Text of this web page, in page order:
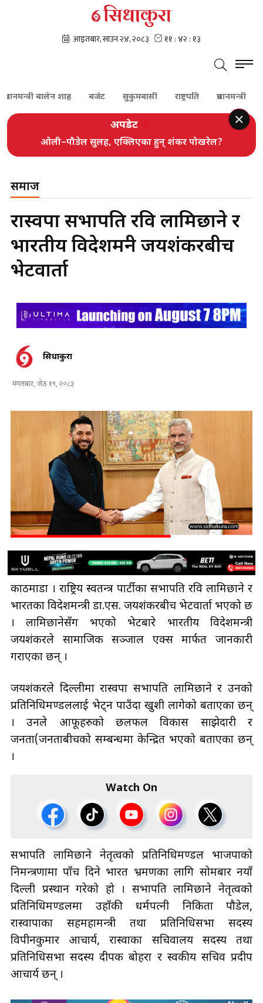
बालेन शाह बजेट सुकुमबासी राष्ट्रपति प्रधानमन्त्री कांग्रेस
अपडेट
ओली–पौडेल सुलह, एक्लिएका हुन् शंकर पोखरेल?
समाज
रास्वपा सभापति रवि लामिछाने र
भारतीय विदेशमन्त्री जयशंकरबीच
भेटवार्ता
सिधाकुरा
मंगलबार, जेठ १९, २०८३
काठमाडौँ । राष्ट्रिय स्वतन्त्र पार्टीका सभापति रवि लामिछाने र
भारतका विदेशमन्त्री डा.एस. जयशंकरबीच भेटवार्ता भएको छ
। लामिछानेसँग भएको भेटबारे भारतीय विदेशमन्त्री
जयशंकरले सामाजिक सञ्जाल एक्स मार्फत जानकारी
गराएका छन् ।
जयशंकरले दिल्लीमा रास्वपा सभापति लामिछाने र उनको
प्रतिनिधिमण्डललाई भेट्न पाउँदा खुशी लागेको बताएका छन्
। उनले आफूहरुको छलफल विकास साझेदारी र
जनता(जनताबीचको सम्बन्धमा केन्द्रित भएको बताएका छन्
।
Watch On
सभापति लामिछाने नेतृत्वको प्रतिनिधिमण्डल भाजपाको
निमन्त्रणामा पाँच दिने भारत भ्रमणका लागि सोमबार नयाँ
दिल्ली प्रस्थान गरेको हो । सभापति लामिछाने नेतृत्वको
प्रतिनिधिमण्डलमा उहाँकी धर्मपत्नी निकिता पौडेल,
रास्वापाका सहमहामन्त्री तथा प्रतिनिधिसभा सदस्य
विपीनकुमार आचार्य, रास्वाका सचिवालय सदस्य तथा
प्रतिनिधिसभा सदस्य दीपक बोहरा र स्वकीय सचिव प्रदीप
आचार्य छन् ।